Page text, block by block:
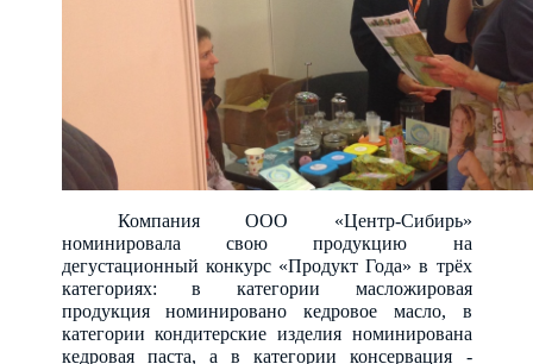
Компания ООО «Центр-Сибирь»
номинировала свою продукцию на
дегустационный конкурс «Продукт Года» в трёх
категориях: в категории масложировая
продукция номинировано кедровое масло, в
категории кондитерские изделия номинирована
кедровая паста, а в категории консервация -